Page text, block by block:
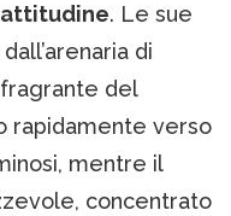
attitudine. Le sue
di
fragrante del
rapidamente verso
mentre il
concentrato